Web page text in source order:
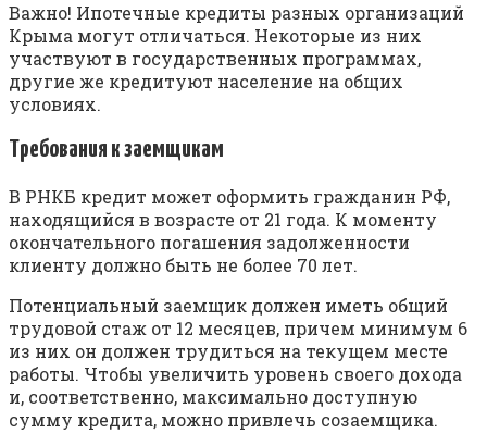
Важно! Ипотечные кредиты разных организаций
Крыма могут отличаться. Некоторые из них
участвуют в государственных программах,
другие же кредитуют население на общих
условиях.
Требования к заемщикам
В РНКБ кредит может оформить гражданин РФ,
находящийся в возрасте от 21 года. К моменту
окончательного погашения задолженности
клиенту должно быть не более 70 лет.
Потенциальный заемщик должен иметь общий
трудовой стаж от 12 месяцев, причем минимум 6
из них он должен трудиться на текущем месте
работы. Чтобы увеличить уровень своего дохода
и, соответственно, максимально доступную
сумму кредита, можно привлечь созаемщика.